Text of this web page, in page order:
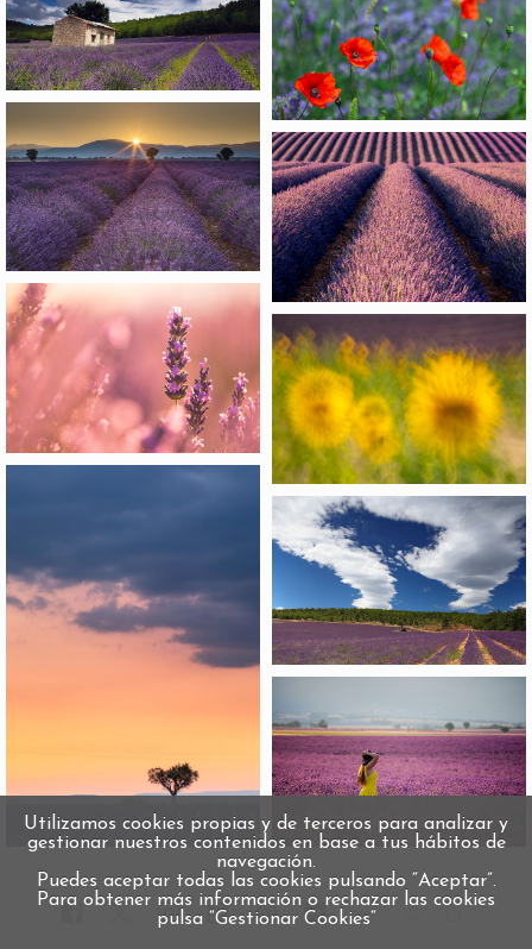
5∞
Utilizamos cookies propias y de terceros para analizar y
gestionar nuestros contenidos en base a tus hábitos de
navegación.
Puedes aceptar todas las cookies pulsando “Aceptar”.
Para obtener más información o rechazar las cookies
pulsa “Gestionar Cookies“